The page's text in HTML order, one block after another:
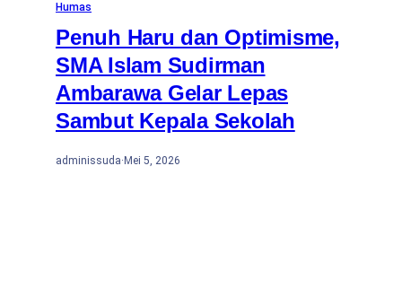
Humas
Penuh Haru dan Optimisme,
SMA Islam Sudirman
Ambarawa Gelar Lepas
Sambut Kepala Sekolah
adminissuda· Mei 5, 2026